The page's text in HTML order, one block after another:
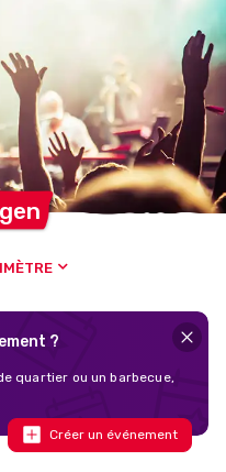
?
quartier ou un barbecue,
Créer un événement